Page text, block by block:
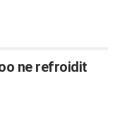
ne refroidit